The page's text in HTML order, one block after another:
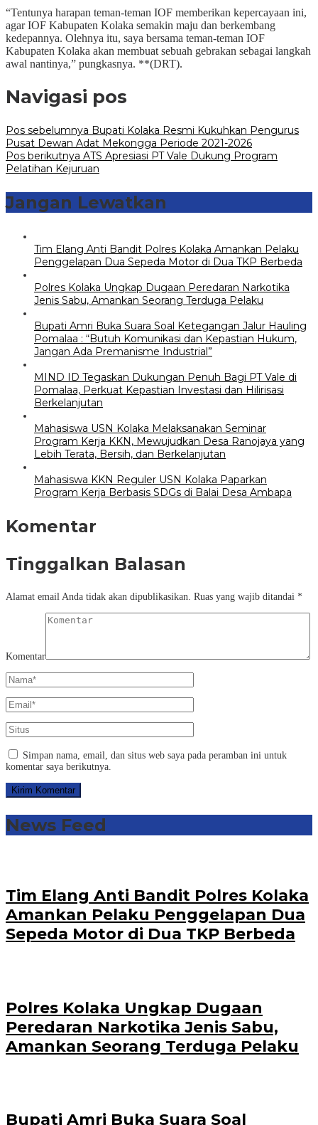
“Tentunya harapan teman-teman IOF memberikan kepercayaan ini,
agar IOF Kabupaten Kolaka semakin maju dan berkembang
kedepannya. Olehnya itu, saya bersama teman-teman IOF
Kabupaten Kolaka akan membuat sebuah gebrakan sebagai langkah
awal nantinya,” pungkasnya. **(DRT).
Navigasi pos
Pos sebelumnya Bupati Kolaka Resmi Kukuhkan Pengurus
Pusat Dewan Adat Mekongga Periode 2021-2026
Pos berikutnya ATS Apresiasi PT Vale Dukung Program
Pelatihan Kejuruan
Jangan Lewatkan
Tim Elang Anti Bandit Polres Kolaka Amankan Pelaku
Penggelapan Dua Sepeda Motor di Dua TKP Berbeda
Polres Kolaka Ungkap Dugaan Peredaran Narkotika
Jenis Sabu, Amankan Seorang Terduga Pelaku
Bupati Amri Buka Suara Soal Ketegangan Jalur Hauling
Pomalaa : “Butuh Komunikasi dan Kepastian Hukum,
Jangan Ada Premanisme Industrial”
MIND ID Tegaskan Dukungan Penuh Bagi PT Vale di
Pomalaa, Perkuat Kepastian Investasi dan Hilirisasi
Berkelanjutan
Mahasiswa USN Kolaka Melaksanakan Seminar
Program Kerja KKN, Mewujudkan Desa Ranojaya yang
Lebih Terata, Bersih, dan Berkelanjutan
Mahasiswa KKN Reguler USN Kolaka Paparkan
Program Kerja Berbasis SDGs di Balai Desa Ambapa
Komentar
Tinggalkan Balasan
Alamat email Anda tidak akan dipublikasikan. Ruas yang wajib ditandai *
Komentar
Simpan nama, email, dan situs web saya pada peramban ini untuk
komentar saya berikutnya.
News Feed
Tim Elang Anti Bandit Polres Kolaka
Amankan Pelaku Penggelapan Dua
Sepeda Motor di Dua TKP Berbeda
Polres Kolaka Ungkap Dugaan
Peredaran Narkotika Jenis Sabu,
Amankan Seorang Terduga Pelaku
Bupati Amri Buka Suara Soal